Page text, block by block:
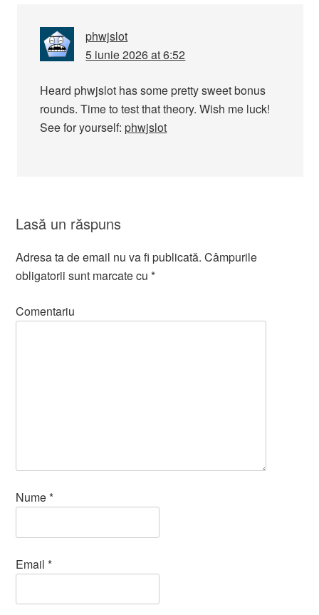
phwjslot
5 iunie 2026 at 6:52
Heard phwjslot has some pretty sweet bonus
rounds. Time to test that theory. Wish me luck!
See for yourself:phwjslot
Lasă un răspuns
Adresa ta de email nu va fi publicată. Câmpurile
obligatorii sunt marcate cu*
Comentariu
Nume*
Email*